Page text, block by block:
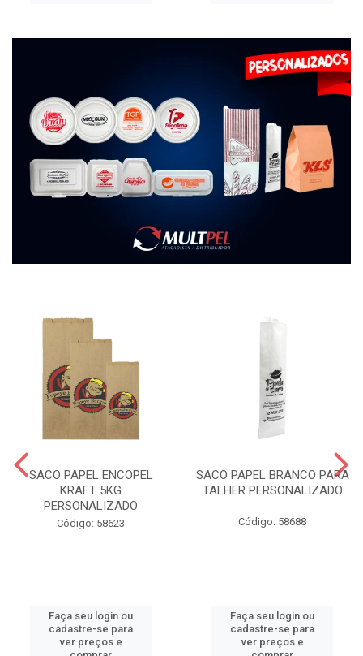
SACO PAPEL ENCOPEL
KRAFT 5KG
PERSONALIZADO
Código: 58623
Faça seu login ou
cadastre-se para
ver preços e
SACO PAPEL BRANCO PARA
TALHER PERSONALIZADO
Código: 58688
Faça seu login ou
cadastre-se para
ver preços e